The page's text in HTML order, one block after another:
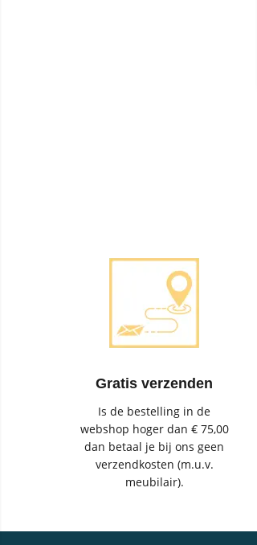
Gratis verzenden
Is de bestelling in de
webshop hoger dan € 75,00
dan betaal je bij ons geen
verzendkosten (m.u.v.
meubilair).